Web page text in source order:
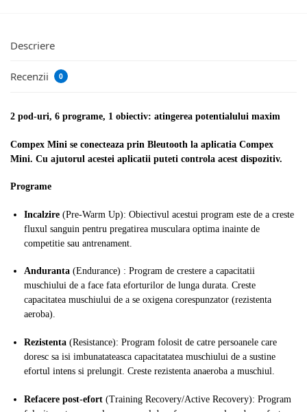
Descriere
Recenzii 0
2 pod-uri, 6 programe, 1 obiectiv: atingerea potentialului maxim
Compex Mini se conecteaza prin Bleutooth la aplicatia Compex
Mini. Cu ajutorul acestei aplicatii puteti controla acest dispozitiv.
Programe
Incalzire (Pre-Warm Up): Obiectivul acestui program este de a creste
fluxul sanguin pentru pregatirea musculara optima inainte de
competitie sau antrenament.
Anduranta (Endurance) : Program de crestere a capacitatii
muschiului de a face fata eforturilor de lunga durata. Creste
capacitatea muschiului de a se oxigena corespunzator (rezistenta
aeroba).
Rezistenta (Resistance): Program folosit de catre persoanele care
doresc sa isi imbunatateasca capacitatatea muschiului de a sustine
efortul intens si prelungit. Creste rezistenta anaeroba a muschiul.
Refacere post-efort (Training Recovery/Active Recovery): Program